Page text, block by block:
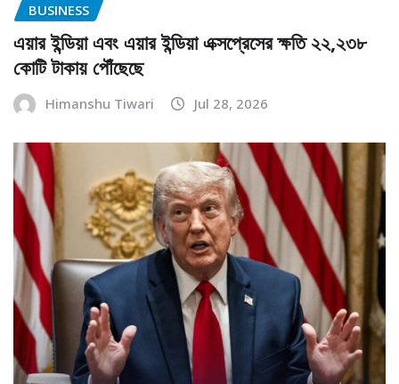
BUSINESS
এয়ার ইন্ডিয়া এবং এয়ার ইন্ডিয়া এক্সপ্রেসের ক্ষতি ২২,২৩৮
কোটি টাকায় পৌঁছেছে
Himanshu Tiwari Jul 28, 2026